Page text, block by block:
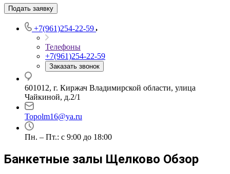
Подать заявку
+7(961)254-22-59
Телефоны
+7(961)254-22-59
Заказать звонок
601012, г. Киржач Владимирской области, улица
Чайкиной, д.2/1
Topolm16@ya.ru
Пн. – Пт.: с 9:00 до 18:00
Банкетные залы Щелково Обзор